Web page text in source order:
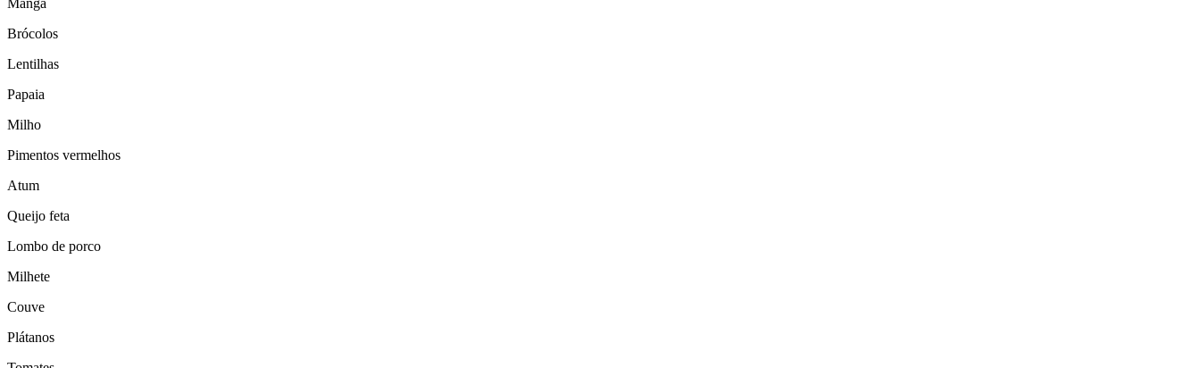
Manga
Brócolos
Lentilhas
Papaia
Milho
Pimentos vermelhos
Atum
Queijo feta
Lombo de porco
Milhete
Couve
Plátanos